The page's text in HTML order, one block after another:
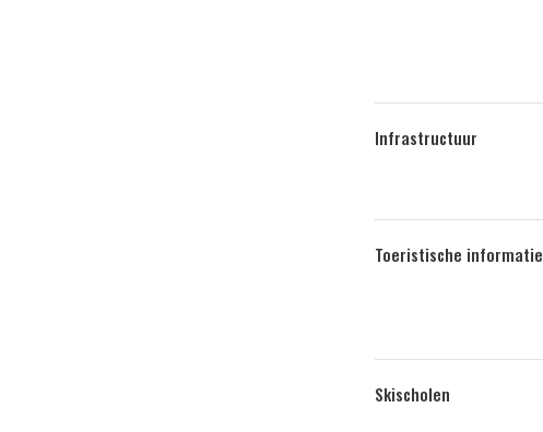
Infrastructuur
Toeristische informatie
Skischolen